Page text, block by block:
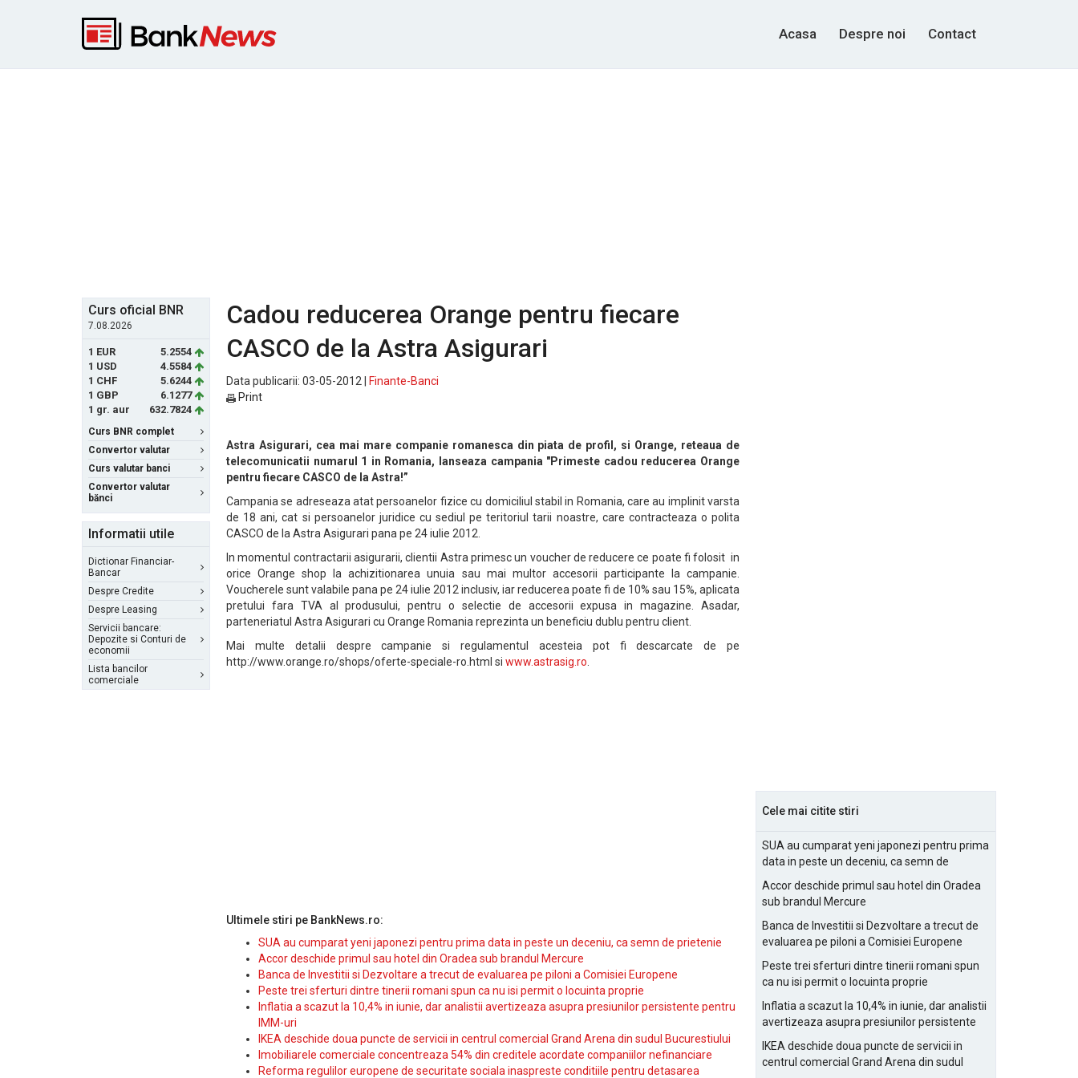
Acasa Despre noi Contact
Curs oficial BNR
7.08.2026
1 EUR
5.2554
1 USD
4.5584
1 CHF
5.6244
1 GBP
6.1277
1 gr. aur
632.7824
Curs BNR complet
Convertor valutar
Curs valutar banci
Convertor valutar
bănci
Informatii utile
Dictionar Financiar-
Bancar
Despre Credite
Despre Leasing
Servicii bancare:
Depozite si Conturi de
economii
Lista bancilor
comerciale
Cadou reducerea Orange pentru fiecare
CASCO de la Astra Asigurari
Data publicarii: 03-05-2012 |
Finante-Banci
Print
Astra Asigurari, cea mai mare companie romanesca din piata de profil, si Orange, reteaua de
telecomunicatii numarul 1 in Romania, lanseaza campania "Primeste cadou reducerea Orange
pentru fiecare CASCO de la Astra!”
Campania se adreseaza atat persoanelor fizice cu domiciliul stabil in Romania, care au implinit varsta
de 18 ani, cat si persoanelor juridice cu sediul pe teritoriul tarii noastre, care contracteaza o polita
CASCO de la Astra Asigurari pana pe 24 iulie 2012.
In momentul contractarii asigurarii, clientii Astra primesc un voucher de reducere ce poate fi folosit in
orice Orange shop la achizitionarea unuia sau mai multor accesorii participante la campanie.
Voucherele sunt valabile pana pe 24 iulie 2012 inclusiv, iar reducerea poate fi de 10% sau 15%, aplicata
pretului fara TVA al produsului, pentru o selectie de accesorii expusa in magazine. Asadar,
parteneriatul Astra Asigurari cu Orange Romania reprezinta un beneficiu dublu pentru client.
Mai multe detalii despre campanie si regulamentul acesteia pot fi descarcate de pe
http://www.orange.ro/shops/oferte-speciale-ro.html si www.astrasig.ro
Ultimele stiri pe BankNews.ro:
SUA au cumparat yeni japonezi pentru prima data in peste un deceniu, ca semn de prietenie
Accor deschide primul sau hotel din Oradea sub brandul Mercure
Banca de Investitii si Dezvoltare a trecut de evaluarea pe piloni a Comisiei Europene
Peste trei sferturi dintre tinerii romani spun ca nu isi permit o locuinta proprie
Inflatia a scazut la 10,4% in iunie, dar analistii avertizeaza asupra presiunilor persistente pentru
IMM-uri
IKEA deschide doua puncte de servicii in centrul comercial Grand Arena din sudul Bucurestiului
Imobiliarele comerciale concentreaza 54% din creditele acordate companiilor nefinanciare
Reforma regulilor europene de securitate sociala inaspreste conditiile pentru detasarea
Cele mai citite stiri
SUA au cumparat yeni japonezi pentru prima
data in peste un deceniu, ca semn de
Accor deschide primul sau hotel din Oradea
sub brandul Mercure
Banca de Investitii si Dezvoltare a trecut de
evaluarea pe piloni a Comisiei Europene
Peste trei sferturi dintre tinerii romani spun
ca nu isi permit o locuinta proprie
Inflatia a scazut la 10,4% in iunie, dar analistii
avertizeaza asupra presiunilor persistente
IKEA deschide doua puncte de servicii in
centrul comercial Grand Arena din sudul